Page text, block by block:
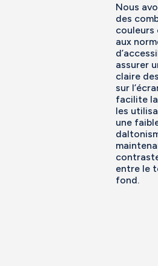
Nous
des
couleurs
aux
assurer
claire
sur
facilite
les
une
entre le
fond.